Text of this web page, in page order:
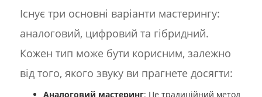
Існує три основні варіанти мастерингу:
аналоговий, цифровий та гібридний.
Кожен тип може бути корисним, залежно
від того, якого звуку ви прагнете досягти:
Аналоговий мастеринг: Це традиційний метод